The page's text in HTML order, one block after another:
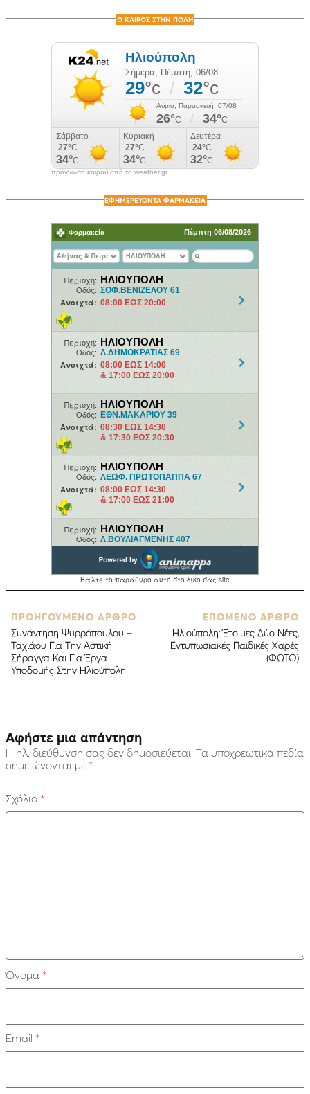
Ο ΚΑΙΡΟΣ ΣΤΗΝ ΠΟΛΗ
πρόγνωση καιρού από το weather.gr
ΕΦΗΜΕΡΕΥΟΝΤΑ ΦΑΡΜΑΚΕΙΑ
ΠΡΟΗΓΟΥΜΕΝΟ ΑΡΘΡΟ
Συνάντηση Ψυρρόπουλου –
Ταχιάου Για Την Αστική
Σήραγγα Και Για Έργα
Υποδομής Στην Ηλιούπολη
ΕΠΟΜΕΝΟ ΑΡΘΡΟ
Ηλιούπολη: Έτοιμες Δύο Νέες,
Εντυπωσιακές Παιδικές Χαρές
(ΦΩΤΟ)
Αφήστε μια απάντηση
Η ηλ. διεύθυνση σας δεν δημοσιεύεται. Τα υποχρεωτικά πεδία
σημειώνονται με *
Σχόλιο *
Όνομα *
Email *